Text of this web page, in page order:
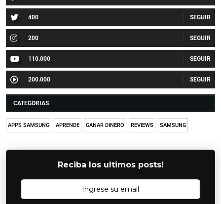
400
200
110.000
200.000
CATEGORIAS
APPS SAMSUNG APRENDE GANAR DINERO REVIEWS SAMSUNG
Reciba los ultimos posts!